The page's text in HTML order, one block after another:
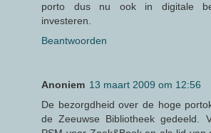
porto dus nu ook in digitale
investeren.
Beantwoorden
Anoniem 13 maart 2009 om 12:56
De bezorgdheid over de hoge
de Zeeuwse Bibliotheek gedeeld.